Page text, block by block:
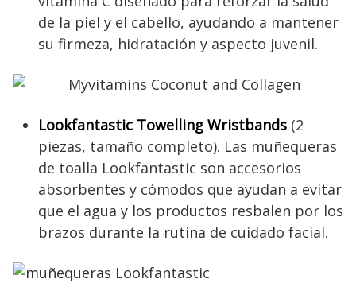
de la piel y el cabello, ayudando a mantener
su firmeza, hidratación y aspecto juvenil.
Lookfantastic Towelling Wristbands (2
piezas, tamaño completo). Las muñequeras
de toalla Lookfantastic son accesorios
absorbentes y cómodos que ayudan a evitar
que el agua y los productos resbalen por los
brazos durante la rutina de cuidado facial.